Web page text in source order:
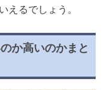
えるでしょう。
か高いのかまと